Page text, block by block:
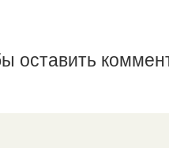
оставить